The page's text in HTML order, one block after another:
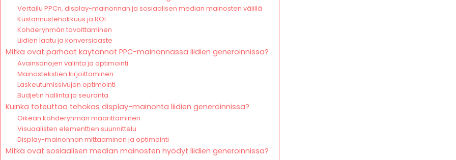
Vertailu PPCn, display-mainonnan ja sosiaalisen median mainosten välillä
Kustannustehokkuus ja ROI
Kohderyhmän tavoittaminen
Liidien laatu ja konversioaste
Mitkä ovat parhaat käytännöt PPC-mainonnassa liidien generoinnissa?
Avainsanojen valinta ja optimointi
Mainostekstien kirjoittaminen
Laskeutumissivujen optimointi
Budjetin hallinta ja seuranta
Kuinka toteuttaa tehokas display-mainonta liidien generoinnissa?
Oikean kohderyhmän määrittäminen
Visuaalisten elementtien suunnittelu
Display-mainonnan mittaaminen ja optimointi
Mitkä ovat sosiaalisen median mainosten hyödyt liidien generoinnissa?